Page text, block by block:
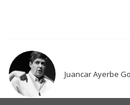
Juancar Ayerbe